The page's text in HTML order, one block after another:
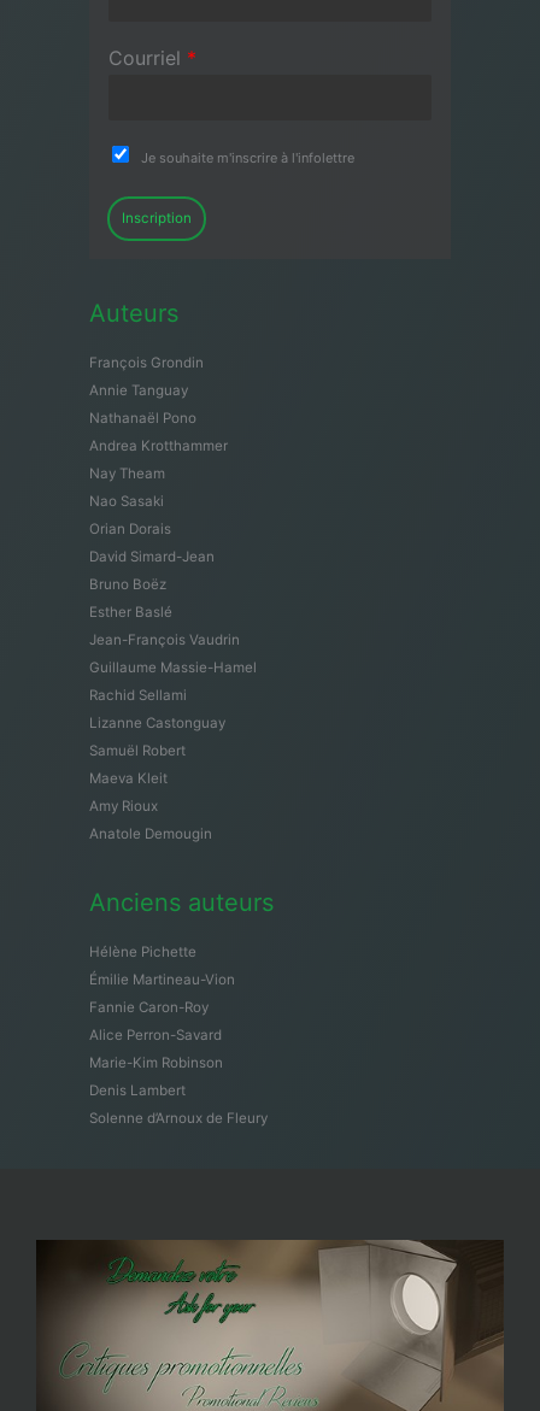
Courriel *
Je souhaite m'inscrire à l'infolettre
Inscription
Auteurs
François Grondin
Annie Tanguay
Nathanaël Pono
Andrea Krotthammer
Nay Theam
Nao Sasaki
Orian Dorais
David Simard-Jean
Bruno Boëz
Esther Baslé
Jean-François Vaudrin
Guillaume Massie-Hamel
Rachid Sellami
Lizanne Castonguay
Samuël Robert
Maeva Kleit
Amy Rioux
Anatole Demougin
Anciens auteurs
Hélène Pichette
Émilie Martineau-Vion
Fannie Caron-Roy
Alice Perron-Savard
Marie-Kim Robinson
Denis Lambert
Solenne d’Arnoux de Fleury